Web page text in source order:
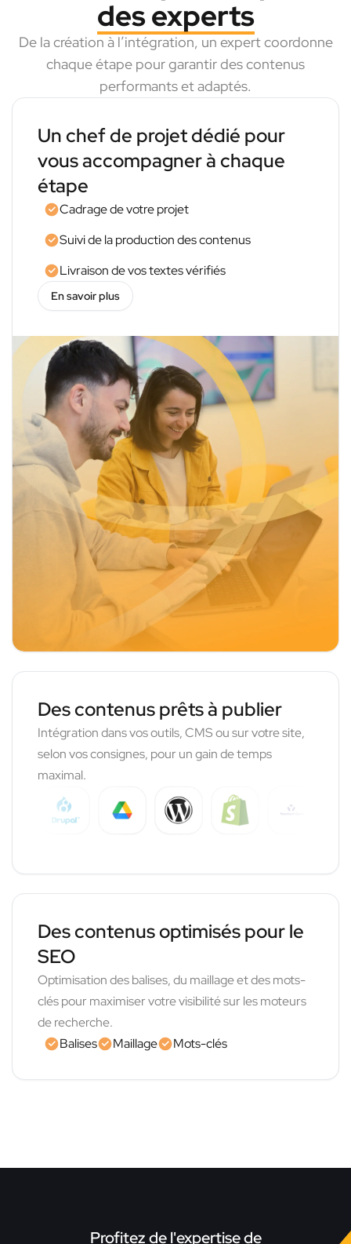
des experts
De la création à l’intégration, un expert coordonne
chaque étape pour garantir des contenus
performants et adaptés.
Un chef de projet dédié pour
vous accompagner à chaque
étape
Cadrage de votre projet
Suivi de la production des contenus
Livraison de vos textes vérifiés
En savoir plus
Des contenus prêts à publier
Intégration dans vos outils, CMS ou sur votre site,
selon vos consignes, pour un gain de temps
maximal.
Des contenus optimisés pour le
SEO
Optimisation des balises, du maillage et des mots-
clés pour maximiser votre visibilité sur les moteurs
de recherche.
Balises
Maillage Mots-clés
Profitez de l'expertise de